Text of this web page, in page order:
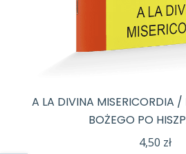
A LA DIVINA MISERICORDIA /
BOŻEGO PO
4,50 zł